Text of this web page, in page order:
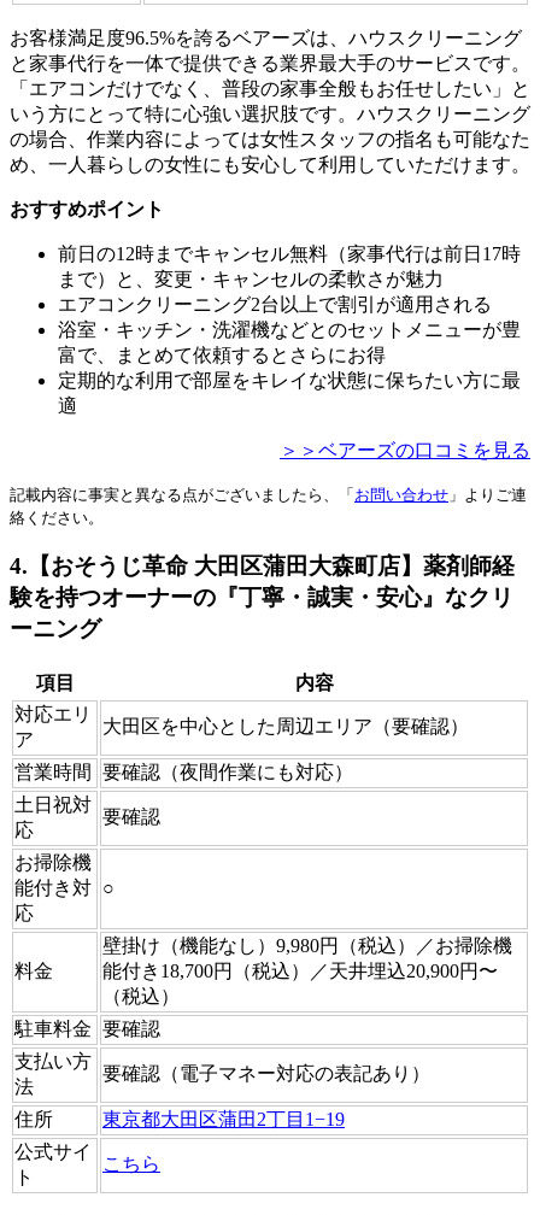
お客様満足度96.5%を誇るベアーズは、ハウスクリーニング
と家事代行を一体で提供できる業界最大手のサービスです。
「エアコンだけでなく、普段の家事全般もお任せしたい」と
いう方にとって特に心強い選択肢です。ハウスクリーニング
の場合、作業内容によっては女性スタッフの指名も可能なた
め、一人暮らしの女性にも安心して利用していただけます。
おすすめポイント
前日の12時までキャンセル無料（家事代行は前日17時
まで）と、変更・キャンセルの柔軟さが魅力
エアコンクリーニング2台以上で割引が適用される
浴室・キッチン・洗濯機などとのセットメニューが豊
富で、まとめて依頼するとさらにお得
定期的な利用で部屋をキレイな状態に保ちたい方に最
適
＞＞ベアーズの口コミを見る
記載内容に事実と異なる点がございましたら、「 お問い合わせ 」よりご連
絡ください。
4.【おそうじ革命 大田区蒲田大森町店】薬剤師経
験を持つオーナーの『丁寧・誠実・安心』なクリ
ーニング
項目
内容
対応エリ
ア
大田区を中心とした周辺エリア（要確認）
営業時間
要確認（夜間作業にも対応）
土日祝対
応
要確認
お掃除機
能付き対
応
○
料金
壁掛け（機能なし）9,980円（税込）／お掃除機
能付き18,700円（税込）／天井埋込20,900円〜
（税込）
駐車料金 要確認
支払い方
法
要確認（電子マネー対応の表記あり）
住所
東京都大田区蒲田2丁目1−19
公式サイ
ト
こちら